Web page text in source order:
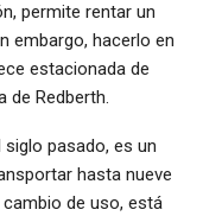
permite rentar un
embargo, hacerlo en
estacionada de
de Redberth.
pasado, es un
hasta nueve
de uso, está